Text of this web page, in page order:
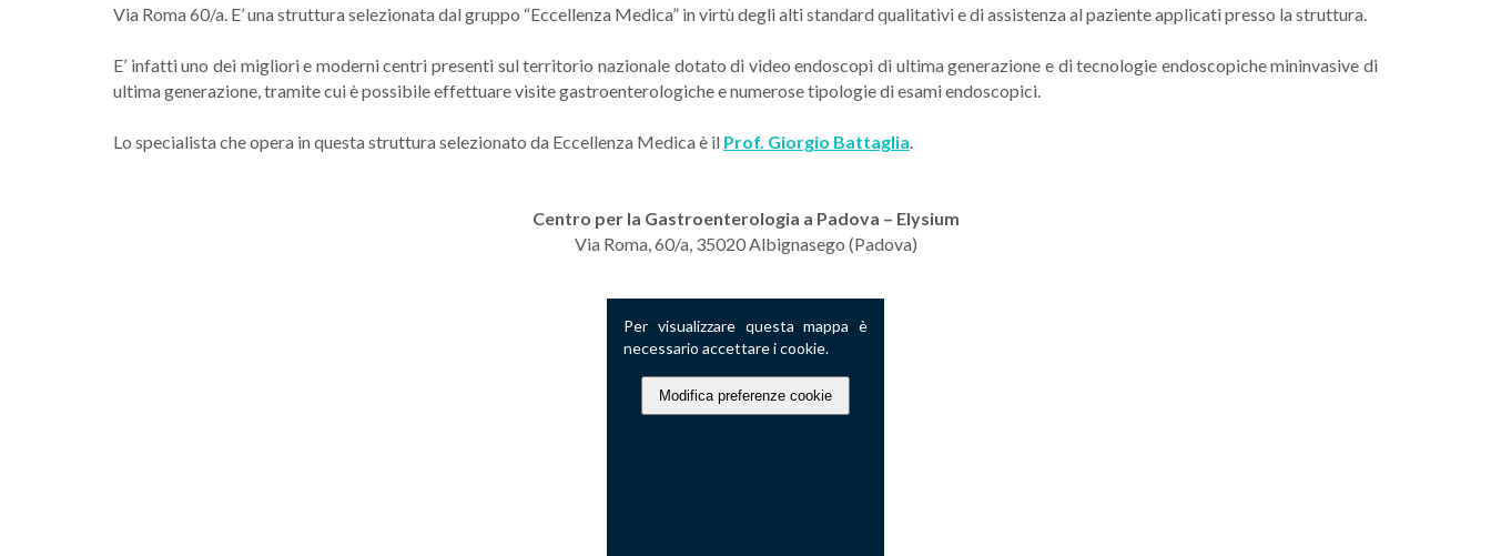
Via Roma 60/a. E’ una struttura selezionata dal gruppo “Eccellenza Medica” in virtù degli alti standard qualitativi e di assistenza al paziente applicati presso la struttura.
E’ infatti uno dei migliori e moderni centri presenti sul territorio nazionale dotato di video endoscopi di ultima generazione e di tecnologie endoscopiche mininvasive di
ultima generazione, tramite cui è possibile effettuare visite gastroenterologiche e numerose tipologie di esami endoscopici.
Lo specialista che opera in questa struttura selezionato da Eccellenza Medica è il Prof. Giorgio Battaglia.
Centro per la Gastroenterologia a Padova – Elysium
Via Roma, 60/a, 35020 Albignasego (Padova)
Per visualizzare questa mappa è
necessario accettare i cookie.
Modifica preferenze cookie